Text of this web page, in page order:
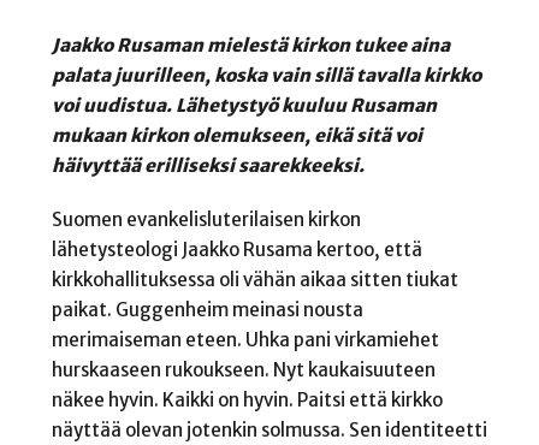
Jaakko Rusaman mielestä kirkon tukee aina
palata juurilleen, koska vain sillä tavalla kirkko
voi uudistua. Lähetystyö kuuluu Rusaman
mukaan kirkon olemukseen, eikä sitä voi
häivyttää erilliseksi saarekkeeksi.
Suomen evankelisluterilaisen kirkon
lähetysteologi Jaakko Rusama kertoo, että
kirkkohallituksessa oli vähän aikaa sitten tiukat
paikat. Guggenheim meinasi nousta
merimaiseman eteen. Uhka pani virkamiehet
hurskaaseen rukoukseen. Nyt kaukaisuuteen
näkee hyvin. Kaikki on hyvin. Paitsi että kirkko
näyttää olevan jotenkin solmussa. Sen identiteetti